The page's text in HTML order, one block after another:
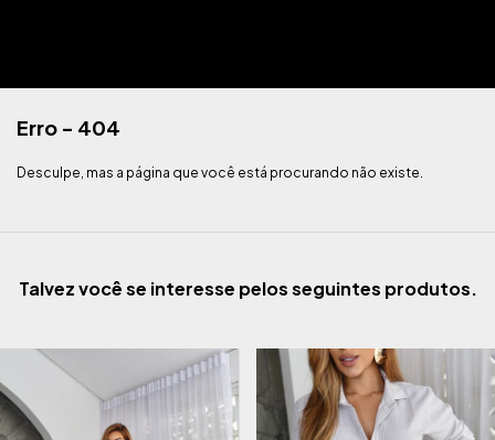
Erro - 404
Desculpe, mas a página que você está procurando não existe.
Talvez você se interesse pelos seguintes produtos.